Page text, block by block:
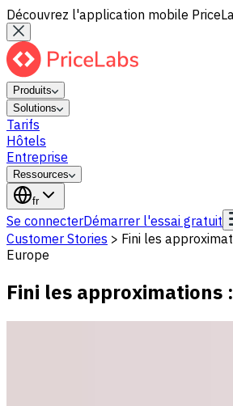
Découvrez l'application mobile
Produits
Solutions
Tarifs
Hôtels
Entreprise
Ressources
fr
Se connecterDémarrer l'essai gratuit
Customer Stories > Fini les
Europe
Fini les approximations